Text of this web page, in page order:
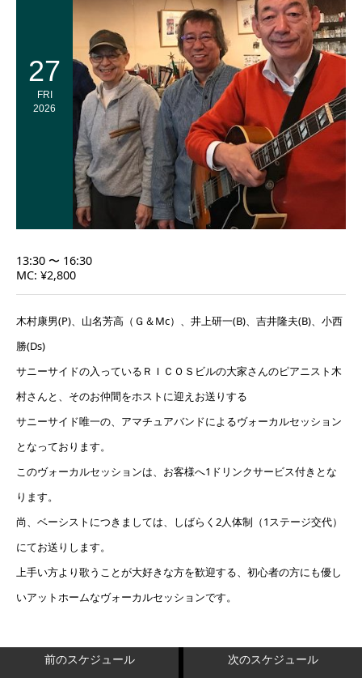
27
FRI
2026
13:30 〜 16:30
MC: ¥2,800
木村康男(P)、山名芳高（Ｇ＆Mc）、井上研一(B)、吉井隆夫(B)、小西
勝(Ds)
サニーサイドの入っているＲＩＣＯＳビルの大家さんのピアニスト木
村さんと、そのお仲間をホストに迎えお送りする
サニーサイド唯一の、アマチュアバンドによるヴォーカルセッション
となっております。
このヴォーカルセッションは、お客様へ1ドリンクサービス付きとな
ります。
尚、ベーシストにつきましては、しばらく2人体制（1ステージ交代）
にてお送りします。
上手い方より歌うことが大好きな方を歓迎する、初心者の方にも優し
いアットホームなヴォーカルセッションです。
前のスケジュール 次のスケジュール